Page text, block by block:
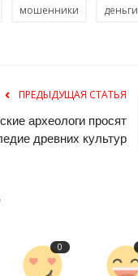
мошенники деньги
ПРЕДЫДУЩАЯ СТАТЬЯ
археологи просят
древних культур
0